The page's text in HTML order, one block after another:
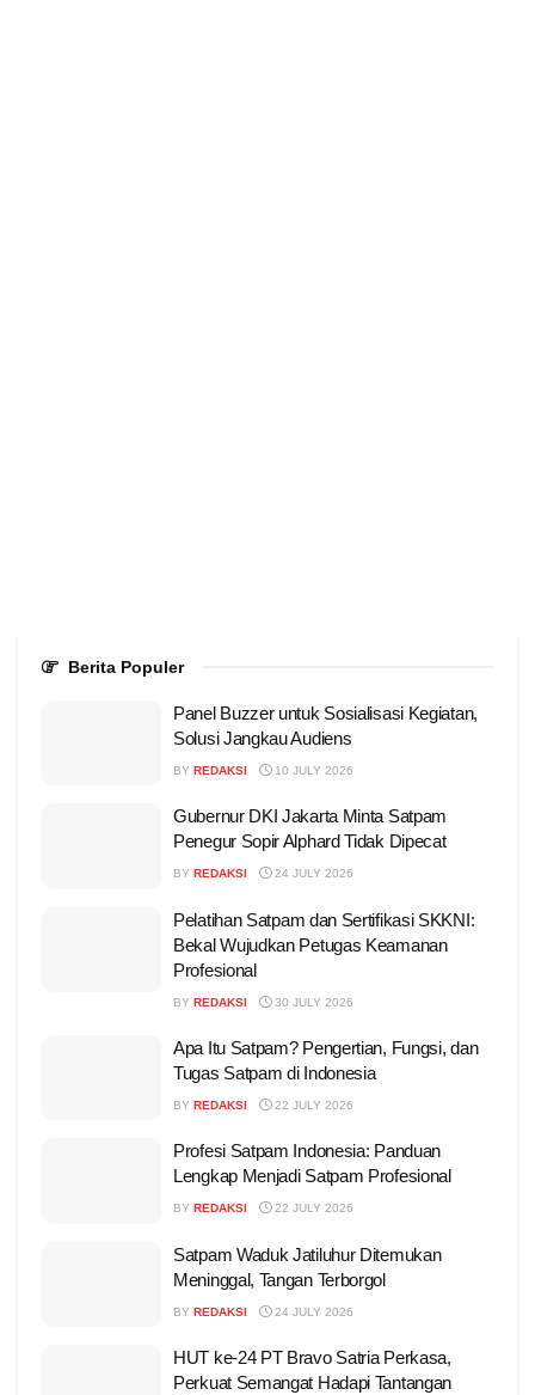
Berita Populer
Panel Buzzer untuk Sosialisasi Kegiatan,
Solusi Jangkau Audiens
BY REDAKSI 10 JULY 2026
Gubernur DKI Jakarta Minta Satpam
Penegur Sopir Alphard Tidak Dipecat
BY REDAKSI 24 JULY 2026
Pelatihan Satpam dan Sertifikasi SKKNI:
Bekal Wujudkan Petugas Keamanan
Profesional
BY REDAKSI 30 JULY 2026
Apa Itu Satpam? Pengertian, Fungsi, dan
Tugas Satpam di Indonesia
BY REDAKSI 22 JULY 2026
Profesi Satpam Indonesia: Panduan
Lengkap Menjadi Satpam Profesional
BY REDAKSI 22 JULY 2026
Satpam Waduk Jatiluhur Ditemukan
Meninggal, Tangan Terborgol
BY REDAKSI 24 JULY 2026
HUT ke-24 PT Bravo Satria Perkasa,
Perkuat Semangat Hadapi Tantangan